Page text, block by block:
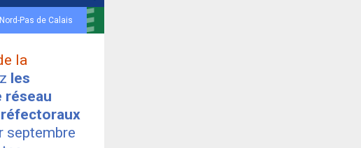
Pas de Calais
la
les
réseau
septembre